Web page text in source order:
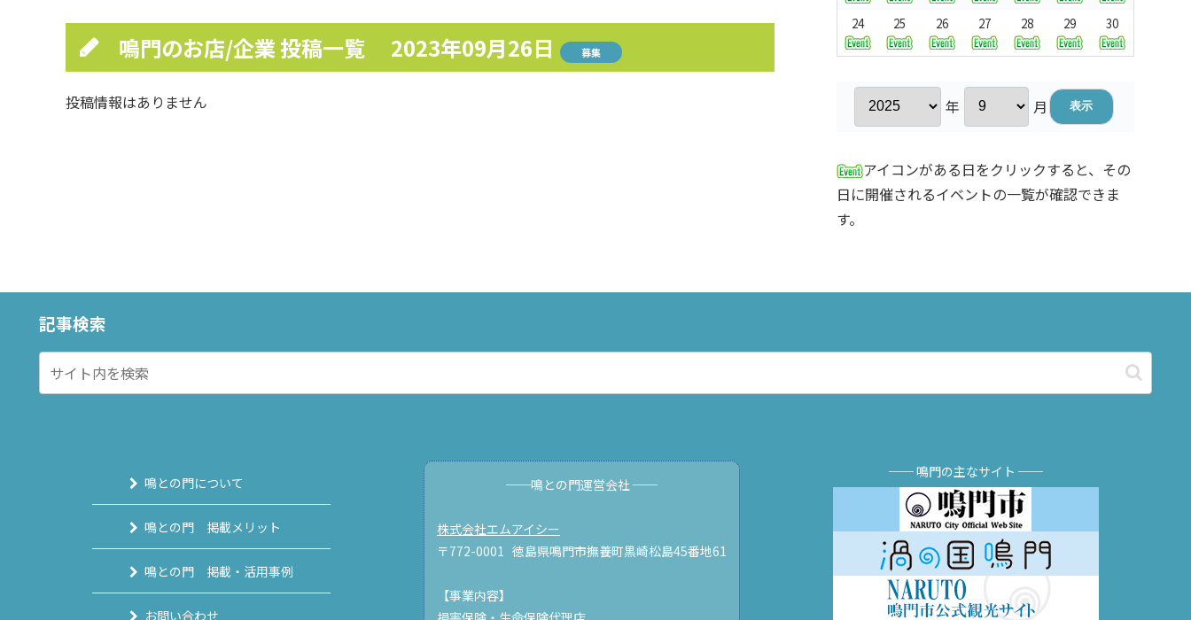
鳴門のお店/企業 投稿一覧 2023年09月26日 募集
投稿情報はありません
24 25 26 27 28 29 30
年 月
アイコンがある日をクリックすると、その
日に開催されるイベントの一覧が確認できま
す。
記事検索
鳴との門について
鳴との門 掲載メリット
鳴との門 掲載・活用事例
お問い合わせ
──鳴との門運営会社 ──
株式会社エムアイシー
〒772-0001 徳島県鳴門市撫養町黒崎松島45番地61
【事業内容】
── 鳴門の主なサイト ──